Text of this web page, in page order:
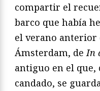
compartir el
barco que había
el verano anterior
Ámsterdam, de In
antiguo en el que,
candado, se